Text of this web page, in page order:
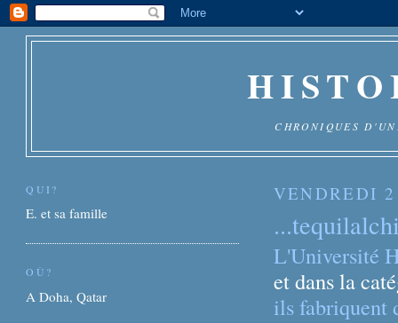
CHRONIQUES
VENDREDI
L'Université
et dans la
ils fabriquent
QUI?
E. et sa famille
OÙ?
A Doha, Qatar